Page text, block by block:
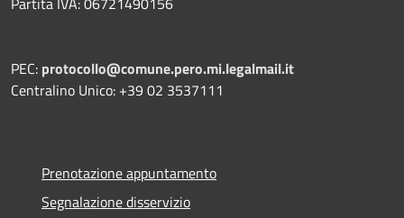
PEC: protocollo@comune.pero.mi.legalmail.it
Centralino Unico: +39 02 3537111
Prenotazione appuntamento
Segnalazione disservizio